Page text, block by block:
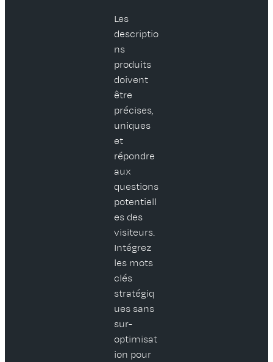
Les
descriptio
ns
produits
doivent
être
précises,
uniques
et
répondre
aux
questions
potentiell
es des
visiteurs.
Intégrez
les mots
clés
stratégiq
ues sans
sur-
optimisat
ion pour